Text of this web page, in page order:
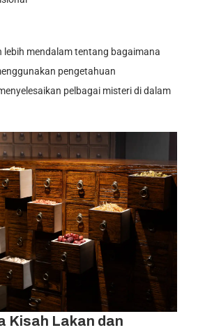
lebih mendalam tentang bagaimana
pengetahuan
pelbagai misteri di dalam
Kisah Lakan dan